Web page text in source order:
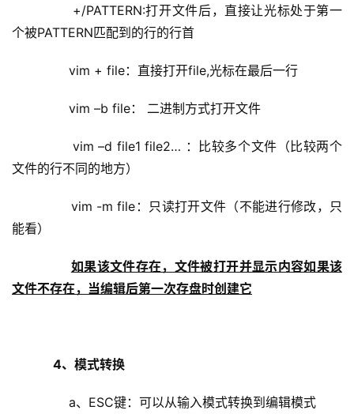
+/PATTERN:打开文件后，直接让光标处于第一
个被PATTERN匹配到的行的行首
vim + file：直接打开file,光标在最后一行
vim –b file： 二进制方式打开文件
vim –d file1 file2… ：比较多个文件（比较两个
文件的行不同的地方）
vim -m file：只读打开文件（不能进行修改，只
能看）
如果该文件存在，文件被打开并显示内容如果该
文件不存在，当编辑后第一次存盘时创建它
4、模式转换
a、ESC键：可以从输入模式转换到编辑模式